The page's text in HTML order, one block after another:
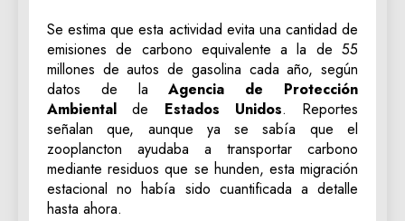
Se estima que esta actividad evita una cantidad de
emisiones de carbono equivalente a la de 55
millones de autos de gasolina cada año, según
datos de laAgencia de Protección
Ambiental de Estados Unidos. Reportes
señalan que, aunque ya se sabía que el
zooplancton ayudaba a transportar carbono
mediante residuos que se hunden, esta migración
estacional no había sido cuantificada a detalle
hasta ahora.